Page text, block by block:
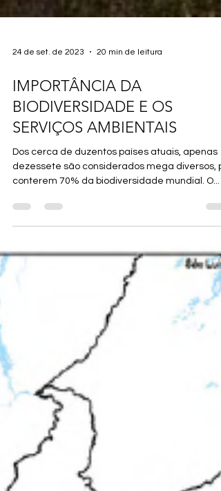
24 de set. de 2023
IMPORTÂNCIA DA
BIODIVERSIDADE E OS
SERVIÇOS AMBIENTAIS
Dos cerca de duzentos países atuais, apenas
conterem 70% da biodiversidade mundial. O...